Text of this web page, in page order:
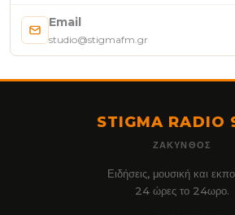
Email
studio@stigmafm.gr
STIGMA RADIO
ΖΆΚΥΝΘΟΣ
Ειδήσεις, μουσική και
24 ώρες το 24ωρο.